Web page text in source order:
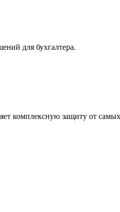
для бухгалтера.
комплексную защиту от